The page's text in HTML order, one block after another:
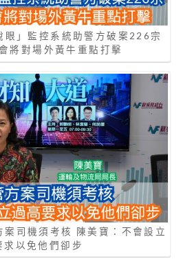
」監控系統助警方破案226宗
將對場外黃牛重點打擊
司機須考核 陳美寶：不會設立
求以免他們卻步